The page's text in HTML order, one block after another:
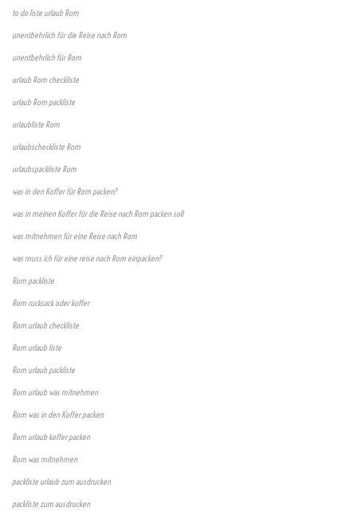
to do liste urlaub Rom
unentbehrlich für die Reise nach Rom
unentbehrlich für Rom
urlaub Rom checkliste
urlaub Rom packliste
urlaubliste Rom
urlaubscheckliste Rom
urlaubspackliste Rom
was in den Koffer für Rom packen?
was in meinen Koffer für die Reise nach Rom packen soll
was mitnehmen für eine Reise nach Rom
was muss ich für eine reise nach Rom einpacken?
Rom packliste
Rom rucksack oder koffer
Rom urlaub checkliste
Rom urlaub liste
Rom urlaub packliste
Rom urlaub was mitnehmen
Rom was in den Koffer packen
Rom urlaub koffer packen
Rom was mitnehmen
packliste urlaub zum ausdrucken
packliste zum ausdrucken